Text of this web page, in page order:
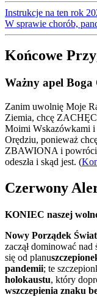
Instrukcje na ten rok
W sprawie chorób,
Końcowe
Ważny apel
Zanim uwolnię Moje
Ziemia, chcę
Moimi Wskazówkami
Orędziu, ponieważ
ZBAWIONA i
odeszła i skąd jest. (
Czerwony
KONIEC naszej
Nowy Porządek
zaczął dominować nad
się od planu
pandemii; te
holokaustu, który
wszczepienia znaku